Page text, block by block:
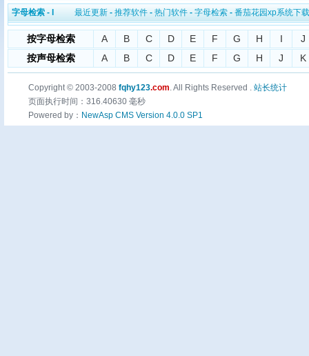
字母检索 - I 最近更新 - 推荐软件 - 热门软件 - 字母检索 - 番茄花园xp系统下载
按字母检索 A B C D E F G H I
J
按声母检索
A B C D E F G H J K
Copyright © 2003-2008 fqhy123.com. All Rights Reserved . 站长统计
页面执行时间：316.40630 毫秒
Powered by： NewAsp CMS Version 4.0.0 SP1